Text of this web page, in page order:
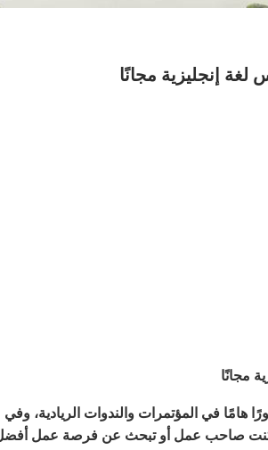
إنجليزية مجانًا
مجانًا
هامًا في المؤتمرات والندوات الريادية،
كنت صاحب عمل أو تبحث عن فرصة عمل